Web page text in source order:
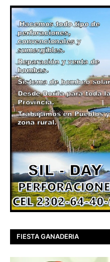
FIESTA GANADERIA